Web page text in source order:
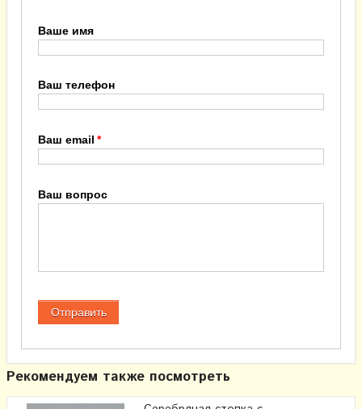
Ваше имя
Ваш телефон
Ваш email
Ваш вопрос
Рекомендуем также посмотреть